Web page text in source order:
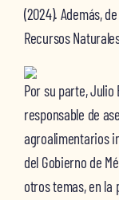
(2024). Además,
Recursos
Por su parte,
responsable de
agroalimentarios
del Gobierno de
otros temas, en la